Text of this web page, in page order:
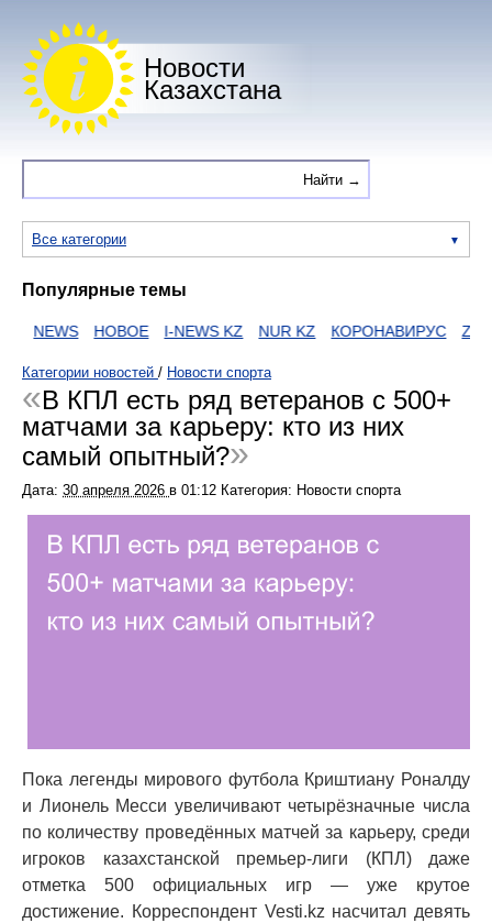
Новости
Казахстана
Все категории
Популярные темы
NEWS НОВОЕ I-NEWS KZ NUR KZ КОРОНАВИРУС ZAKON
Категории новостей / Новости спорта
В КПЛ есть ряд ветеранов с 500+
матчами за карьеру: кто из них
самый опытный?
Дата: 30 апреля 2026 в 01:12 Категория: Новости спорта
Пока легенды мирового футбола Криштиану Роналду
и Лионель Месси увеличивают четырёзначные числа
по количеству проведённых матчей за карьеру, среди
игроков казахстанской премьер-лиги (КПЛ) даже
отметка 500 официальных игр — уже крутое
достижение. Корреспондент Vesti.kz насчитал девять